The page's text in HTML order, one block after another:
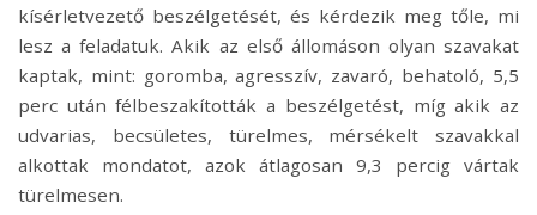
kísérletvezető beszélgetését, és kérdezik meg tőle, mi
lesz a feladatuk. Akik az első állomáson olyan szavakat
kaptak, mint: goromba, agresszív, zavaró, behatoló, 5,5
perc után félbeszakították a beszélgetést, míg akik az
udvarias, becsületes, türelmes, mérsékelt szavakkal
alkottak mondatot, azok átlagosan 9,3 percig vártak
türelmesen.